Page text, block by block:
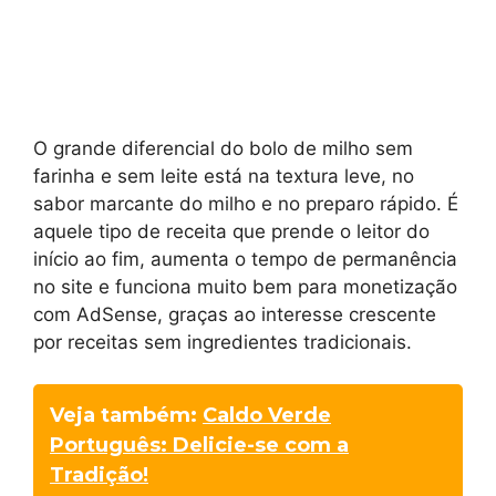
O grande diferencial do bolo de milho sem
farinha e sem leite está na textura leve, no
sabor marcante do milho e no preparo rápido. É
aquele tipo de receita que prende o leitor do
início ao fim, aumenta o tempo de permanência
no site e funciona muito bem para monetização
com AdSense, graças ao interesse crescente
por receitas sem ingredientes tradicionais.
Veja também: Caldo Verde
Português: Delicie-se com a
Tradição!